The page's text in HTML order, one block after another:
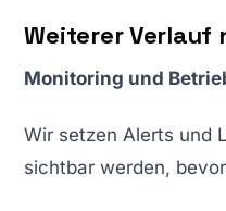
Weiterer Verlauf
Monitoring und
Wir setzen Alerts und
sichtbar werden,